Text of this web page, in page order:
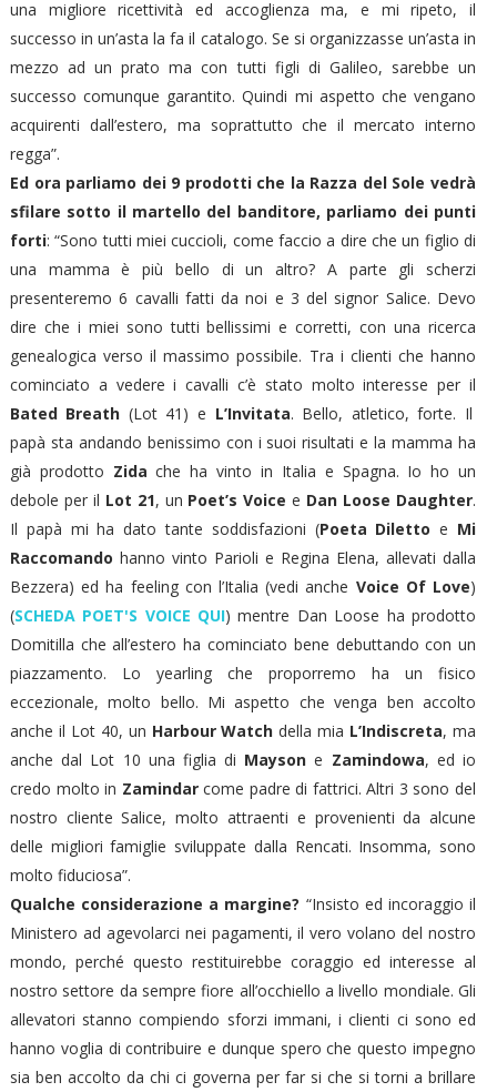
una migliore ricettività ed accoglienza ma, e mi ripeto, il
successo in un’asta la fa il catalogo. Se si organizzasse un’asta in
mezzo ad un prato ma con tutti figli di Galileo, sarebbe un
successo comunque garantito. Quindi mi aspetto che vengano
acquirenti dall’estero, ma soprattutto che il mercato interno
regga”.
Ed ora parliamo dei 9 prodotti che la Razza del Sole vedrà
sfilare sotto il martello del banditore, parliamo dei punti
forti: “Sono tutti miei cuccioli, come faccio a dire che un figlio di
una mamma è più bello di un altro? A parte gli scherzi
presenteremo 6 cavalli fatti da noi e 3 del signor Salice. Devo
dire che i miei sono tutti bellissimi e corretti, con una ricerca
genealogica verso il massimo possibile. Tra i clienti che hanno
cominciato a vedere i cavalli c’è stato molto interesse per il
Bated Breath (Lot 41) e L’Invitata. Bello, atletico, forte. Il
papà sta andando benissimo con i suoi risultati e la mamma ha
già prodotto Zida che ha vinto in Italia e Spagna. Io ho un
debole per il Lot 21, un Poet’s Voice e Dan Loose Daughter.
Il papà mi ha dato tante soddisfazioni (Poeta Diletto e Mi
Raccomando hanno vinto Parioli e Regina Elena, allevati dalla
Bezzera) ed ha feeling con l’Italia (vedi anche Voice Of Love)
(SCHEDA POET'S VOICE QUI) mentre Dan Loose ha prodotto
Domitilla che all’estero ha cominciato bene debuttando con un
piazzamento. Lo yearling che proporremo ha un fisico
eccezionale, molto bello. Mi aspetto che venga ben accolto
anche il Lot 40, un Harbour Watch della mia L’Indiscreta, ma
anche dal Lot 10 una figlia di Mayson e Zamindowa, ed io
credo molto in Zamindarcome padre di fattrici. Altri 3 sono del
nostro cliente Salice, molto attraenti e provenienti da alcune
delle migliori famiglie sviluppate dalla Rencati. Insomma, sono
molto fiduciosa”.
Qualche considerazione a margine? “Insisto ed incoraggio il
Ministero ad agevolarci nei pagamenti, il vero volano del nostro
mondo, perché questo restituirebbe coraggio ed interesse al
nostro settore da sempre fiore all’occhiello a livello mondiale. Gli
allevatori stanno compiendo sforzi immani, i clienti ci sono ed
hanno voglia di contribuire e dunque spero che questo impegno
sia ben accolto da chi ci governa per far si che si torni a brillare